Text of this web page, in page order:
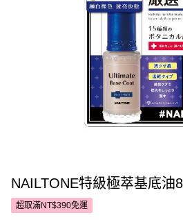
NAILTONE特級極萃基底油
超取滿NT$390免運